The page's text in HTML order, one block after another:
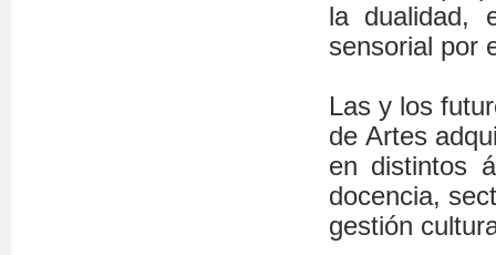
la dualidad,
sensorial por
Las y los
de Artes
en distintos
docencia,
gestión